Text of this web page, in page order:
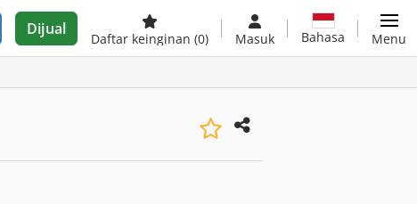
Dijual
Daftar keinginan (0) Masuk Bahasa Menu